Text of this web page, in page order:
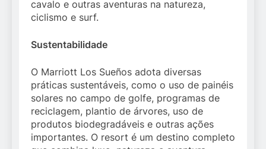
cavalo e outras aventuras na natureza,
ciclismo e surf.
Sustentabilidade
O Marriott Los Sueños adota diversas
práticas sustentáveis, como o uso de painéis
solares no campo de golfe, programas de
reciclagem, plantio de árvores, uso de
produtos biodegradáveis e outras ações
importantes. O resort é um destino completo